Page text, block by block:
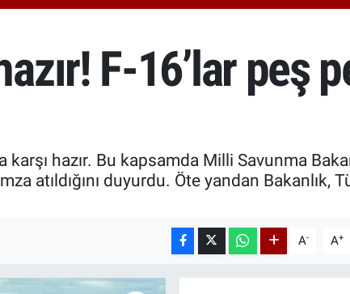
BITCOIN
64.959,79
%1.11
F-16’lar peş
hazır. Bu kapsamda Milli Savunma
atıldığını duyurdu. Öte yandan Bakanlık,
A- A+